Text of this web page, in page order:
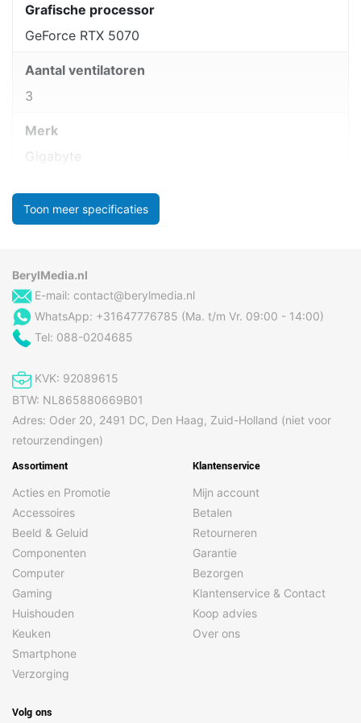
Grafische processor
GeForce RTX 5070
Aantal ventilatoren
3
Merk
Gigabyte
Toon meer specificaties
BerylMedia.nl
E-mail: contact@berylmedia.nl
WhatsApp: +31647776785 (Ma. t/m Vr. 09:00 - 14:00)
Tel: 088-0204685
KVK: 92089615
BTW: NL865880669B01
Adres: Oder 20, 2491 DC, Den Haag, Zuid-Holland (niet voor
retourzendingen)
Assortiment
Acties en Promotie
Accessoires
Beeld & Geluid
Componenten
Computer
Gaming
Huishouden
Keuken
Smartphone
Verzorging
Klantenservice
Mijn account
Betalen
Retourneren
Garantie
Bezorgen
Klantenservice & Contact
Koop advies
Over ons
Volg ons